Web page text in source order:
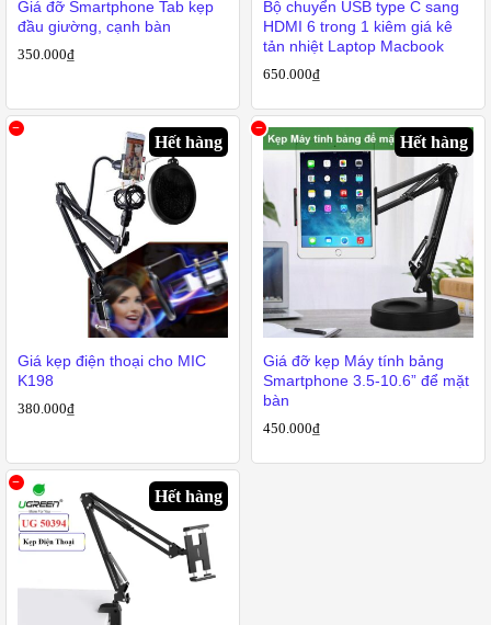
Giá đỡ Smartphone Tab kẹp
đầu giường, cạnh bàn
350.000₫
Bộ chuyển USB type C sang
HDMI 6 trong 1 kiêm giá kê
tản nhiệt Laptop Macbook
650.000₫
Hết hàng
Giá kẹp điện thoại cho MIC
K198
380.000₫
Hết hàng
Giá đỡ kẹp Máy tính bảng
Smartphone 3.5-10.6” để mặt
bàn
450.000₫
Hết hàng